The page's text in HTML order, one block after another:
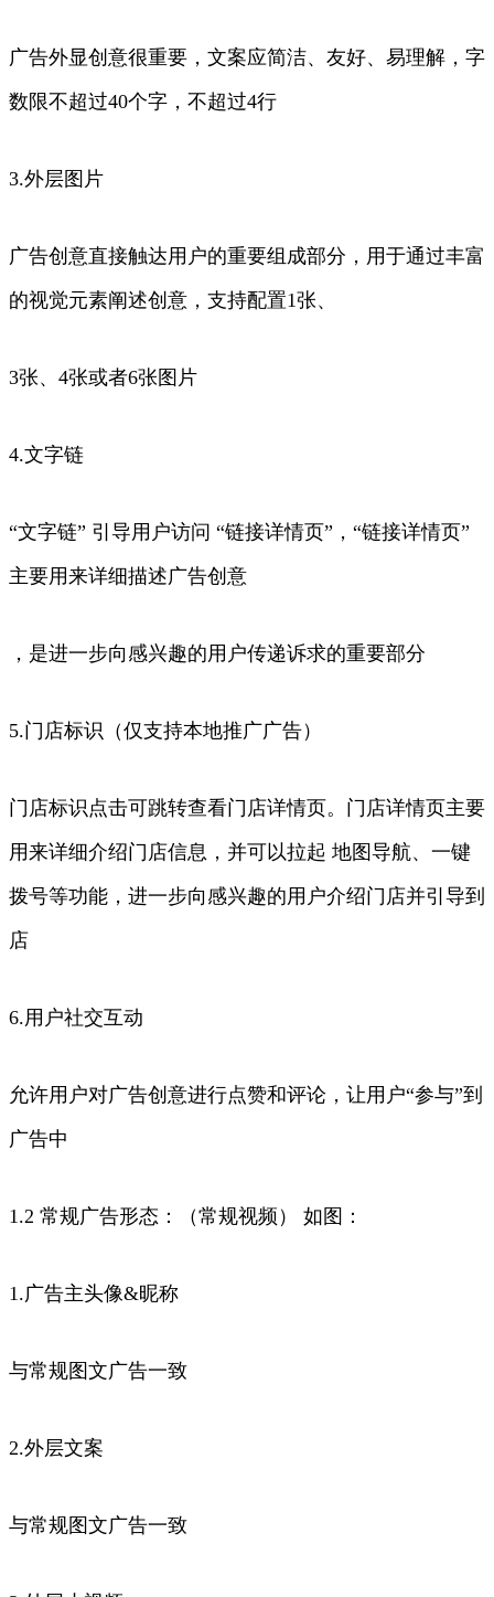
广告外显创意很重要，文案应简洁、友好、易理解，字
数限不超过40个字，不超过4行
3.外层图片
广告创意直接触达用户的重要组成部分，用于通过丰富
的视觉元素阐述创意，支持配置1张、
3张、4张或者6张图片
4.文字链
“文字链” 引导用户访问 “链接详情页”，“链接详情页”
主要用来详细描述广告创意
，是进一步向感兴趣的用户传递诉求的重要部分
5.门店标识（仅支持本地推广广告）
门店标识点击可跳转查看门店详情页。门店详情页主要
用来详细介绍门店信息，并可以拉起 地图导航、一键
拨号等功能，进一步向感兴趣的用户介绍门店并引导到
店
6.用户社交互动
允许用户对广告创意进行点赞和评论，让用户“参与”到
广告中
1.2 常规广告形态：（常规视频） 如图：
1.广告主头像&昵称
与常规图文广告一致
2.外层文案
与常规图文广告一致